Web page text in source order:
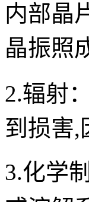
内部晶
晶振照
2.辐射：
到损害,
3.化学